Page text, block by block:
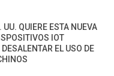
UU. QUIERE ESTA NUEVA
IOT
EL USO DE